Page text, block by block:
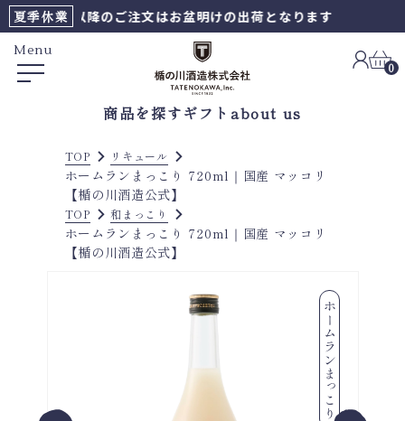
夏季休業
時以降のご注文はお盆明けの出荷となります
Menu
0
商品を探すギフト about us
TOP リキュール
ホームランまっこり 720ml｜国産 マッコリ
【楯の川酒造公式】
TOP 和まっこり
ホームランまっこり 720ml｜国産 マッコリ
【楯の川酒造公式】
ホームランまっこり